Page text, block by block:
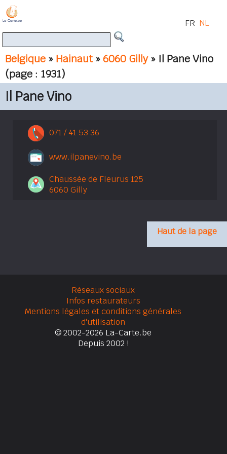
Belgique » Hainaut»6060 Gilly » Il Pane Vino
(page : 1931)
FR NL
Il Pane Vino
071 / 41 53 36
www.ilpanevino.be
Chaussée de Fleurus 125
6060 Gilly
Haut de la page
Réseaux sociaux
Infos restaurateurs
Mentions légales et conditions générales
d'utilisation
© 2002-2026 La-Carte.be
Depuis 2002 !